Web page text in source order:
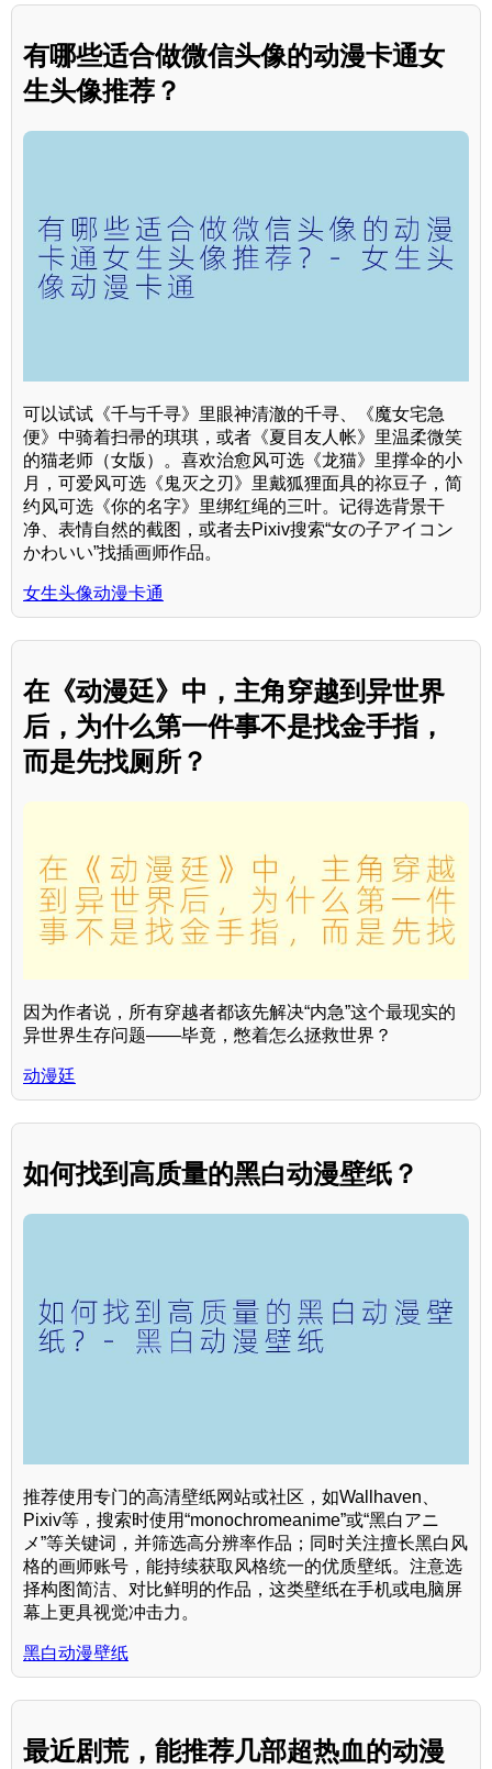
有哪些适合做微信头像的动漫卡通女
生头像推荐？
可以试试《千与千寻》里眼神清澈的千寻、《魔女宅急
便》中骑着扫帚的琪琪，或者《夏目友人帐》里温柔微笑
的猫老师（女版）。喜欢治愈风可选《龙猫》里撑伞的小
月，可爱风可选《鬼灭之刃》里戴狐狸面具的祢豆子，简
约风可选《你的名字》里绑红绳的三叶。记得选背景干
净、表情自然的截图，或者去Pixiv搜索“女の子アイコン
かわいい”找插画师作品。
女生头像动漫卡通
在《动漫廷》中，主角穿越到异世界
后，为什么第一件事不是找金手指，
而是先找厕所？
因为作者说，所有穿越者都该先解决“内急”这个最现实的
异世界生存问题——毕竟，憋着怎么拯救世界？
动漫廷
如何找到高质量的黑白动漫壁纸？
推荐使用专门的高清壁纸网站或社区，如Wallhaven、
Pixiv等，搜索时使用“monochromeanime”或“黑白アニ
メ”等关键词，并筛选高分辨率作品；同时关注擅长黑白风
格的画师账号，能持续获取风格统一的优质壁纸。注意选
择构图简洁、对比鲜明的作品，这类壁纸在手机或电脑屏
幕上更具视觉冲击力。
黑白动漫壁纸
最近剧荒，能推荐几部超热血的动漫